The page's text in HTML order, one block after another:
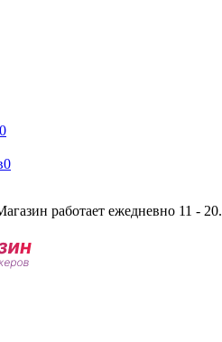
0
0
работает ежедневно 11 - 20.